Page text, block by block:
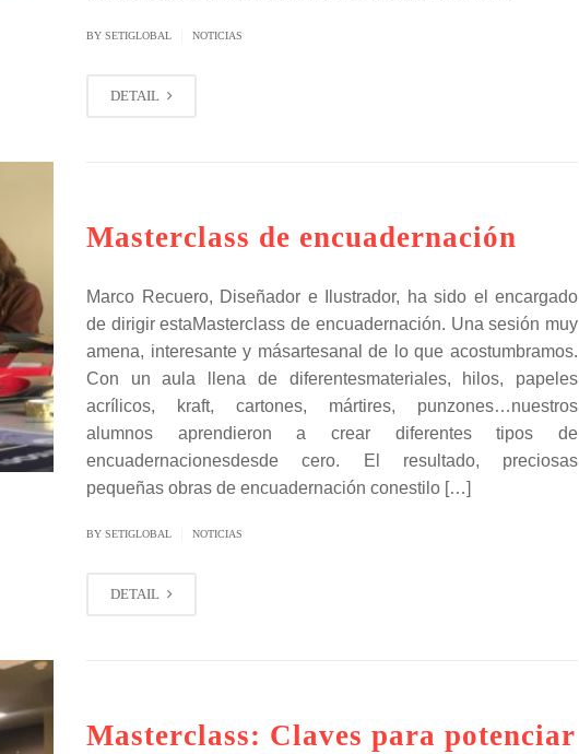
BY SETIGLOBAL NOTICIAS
DETAIL
Masterclass de encuadernación
Marco Recuero, Diseñador e Ilustrador, ha sido el encargado
de dirigir estaMasterclass de encuadernación. Una sesión muy
amena, interesante y másartesanal de lo que acostumbramos.
Con un aula llena de diferentesmateriales, hilos, papeles
acrílicos, kraft, cartones, mártires, punzones…nuestros
alumnos aprendieron a crear diferentes tipos de
encuadernacionesdesde cero. El resultado, preciosas
pequeñas obras de encuadernación conestilo […]
BY SETIGLOBAL NOTICIAS
DETAIL
Masterclass: Claves para potenciar